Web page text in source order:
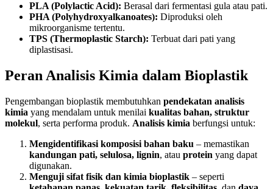
PLA (Polylactic Acid): Berasal dari fermentasi gula atau pati.
PHA (Polyhydroxyalkanoates): Diproduksi oleh
mikroorganisme tertentu.
TPS (Thermoplastic Starch): Terbuat dari pati yang
diplastisasi.
Peran Analisis Kimia dalam Bioplastik
Pengembangan bioplastik membutuhkan pendekatan analisis
kimia yang mendalam untuk menilai kualitas bahan, struktur
molekul, serta performa produk. Analisis kimia berfungsi untuk:
Mengidentifikasi komposisi bahan baku – memastikan
kandungan pati, selulosa, lignin, atau protein yang dapat
digunakan.
Menguji sifat fisik dan kimia bioplastik – seperti